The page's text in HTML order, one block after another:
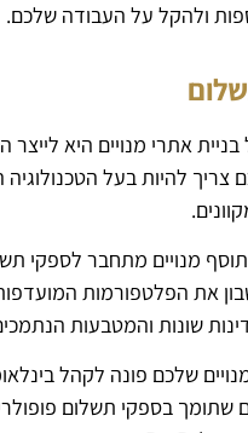
ולהקל על העבודה שלכם.
אתרי מנויים היא לייצר
צריך להיות בעל
תוסף מנויים מתחבר לספקי
את הפלטפורמות
שונות והמטבעות
שלכם פונה לקהל
שתומך בספקי תשלום